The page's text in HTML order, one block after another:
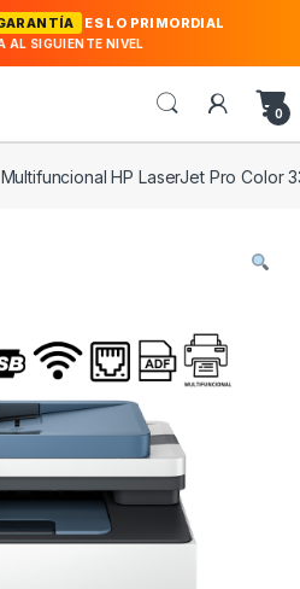
ES LO PRIMORDIAL
AL SIGUIENTE NIVEL
0
Multifuncional HP LaserJet Pro Color